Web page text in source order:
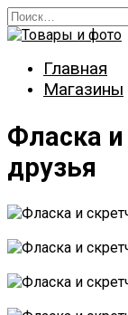
Перейти
к
Search
for:
Главная
Магазины
Фласка
друзья